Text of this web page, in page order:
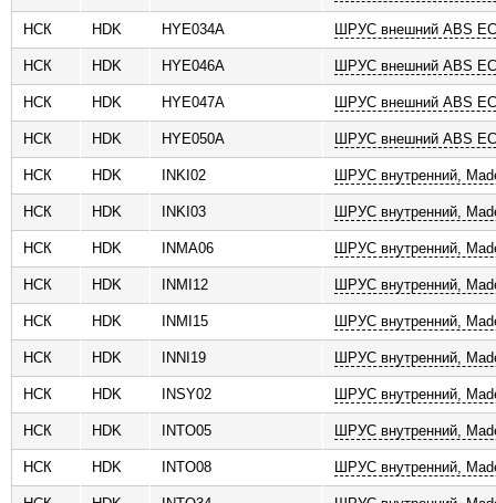
НСК HDK HYE034A ШРУС внешний ABS
НСК HDK HYE046A ШРУС внешний ABS
НСК HDK HYE047A ШРУС внешний ABS
НСК HDK HYE050A ШРУС внешний ABS
НСК HDK INKI02 ШРУС внутренний,
НСК HDK INKI03 ШРУС внутренний,
НСК HDK INMA06 ШРУС внутренний,
НСК HDK INMI12 ШРУС внутренний,
НСК HDK INMI15 ШРУС внутренний,
НСК HDK INNI19 ШРУС внутренний,
НСК HDK INSY02 ШРУС внутренний,
НСК HDK INTO05 ШРУС внутренний,
НСК HDK INTO08 ШРУС внутренний,